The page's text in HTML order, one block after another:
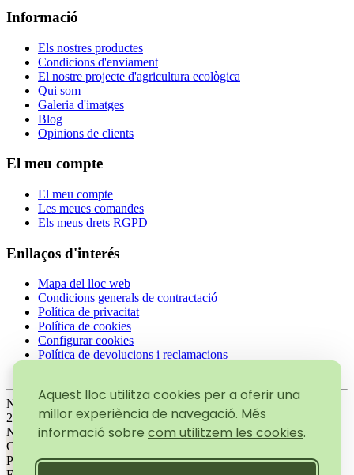
Aquest lloc utilitza cookies per a oferir una
millor experiència de navegació. Més
informació sobre com utilitzem les cookies.
Informació
Els nostres productes
Condicions d'enviament
El nostre projecte d'agricultura ecològica
Qui som
Galeria d'imatges
Blog
Opinions de clients
El meu compte
El meu compte
Les meues comandes
Els meus drets RGPD
Enllaços d'interés
Mapa del lloc web
Condicions generals de contractació
Política de privacitat
Política de cookies
Configurar cookies
Política de devolucions i reclamacions
Nº de registre sanitari (RGSEAA)
21.033997/V
Nº d'operador ecològic
CV6148E
Productes ecològics certificats per autoritat de control